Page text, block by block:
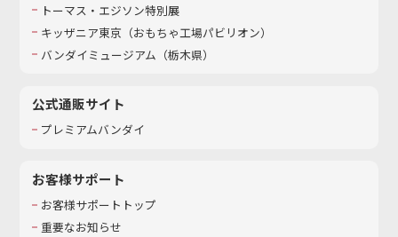
トーマス・エジソン特別展
キッザニア東京（おもちゃ工場パビリオン）​
バンダイミュージアム（栃木県）
公式通販サイト
プレミアムバンダイ
お客様サポート
お客様サポートトップ
重要なお知らせ